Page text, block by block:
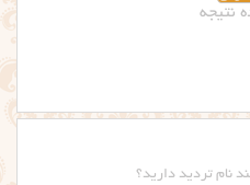
نام تردید دارید؟